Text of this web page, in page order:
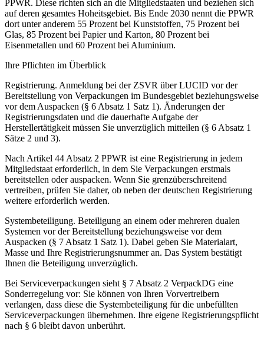
PPWR. Diese richten sich an die Mitgliedstaaten und beziehen sich
auf deren gesamtes Hoheitsgebiet. Bis Ende 2030 nennt die PPWR
dort unter anderem 55 Prozent bei Kunststoffen, 75 Prozent bei
Glas, 85 Prozent bei Papier und Karton, 80 Prozent bei
Eisenmetallen und 60 Prozent bei Aluminium.
Ihre Pflichten im Überblick
Registrierung. Anmeldung bei der ZSVR über LUCID vor der
Bereitstellung von Verpackungen im Bundesgebiet beziehungsweise
vor dem Auspacken (§ 6 Absatz 1 Satz 1). Änderungen der
Registrierungsdaten und die dauerhafte Aufgabe der
Herstellertätigkeit müssen Sie unverzüglich mitteilen (§ 6 Absatz 1
Sätze 2 und 3).
Nach Artikel 44 Absatz 2 PPWR ist eine Registrierung in jedem
Mitgliedstaat erforderlich, in dem Sie Verpackungen erstmals
bereitstellen oder auspacken. Wenn Sie grenzüberschreitend
vertreiben, prüfen Sie daher, ob neben der deutschen Registrierung
weitere erforderlich werden.
Systembeteiligung. Beteiligung an einem oder mehreren dualen
Systemen vor der Bereitstellung beziehungsweise vor dem
Auspacken (§ 7 Absatz 1 Satz 1). Dabei geben Sie Materialart,
Masse und Ihre Registrierungsnummer an. Das System bestätigt
Ihnen die Beteiligung unverzüglich.
Bei Serviceverpackungen sieht § 7 Absatz 2 VerpackDG eine
Sonderregelung vor: Sie können von Ihren Vorvertreibern
verlangen, dass diese die Systembeteiligung für die unbefüllten
Serviceverpackungen übernehmen. Ihre eigene Registrierungspflicht
nach § 6 bleibt davon unberührt.